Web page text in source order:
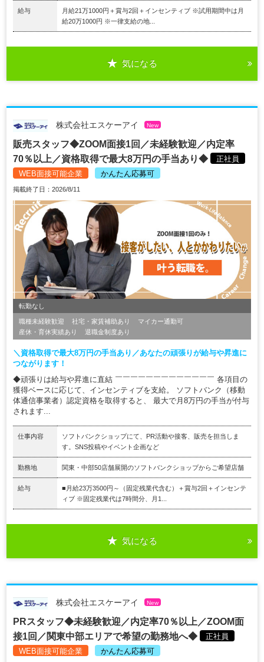
給与
月給21万1000円＋賞与2回＋インセンティブ ※試用期間中は月
給20万1000円 ※一律支給の地...
気になる
株式会社エスケーアイ New
販売スタッフ◆ZOOM面接1回／未経験歓迎／内定率
70％以上／資格取得で最大8万円の手当あり◆
正社員
WEB面接可能企業
かんたん応募可
掲載終了日：2026/8/11
転勤なし
職種未経験歓迎 社宅・家賃補助あり
マイカー通勤可
産休・育休実績あり
退職金制度あり
＼資格取得で最大8万円の手当あり／あなたの頑張りが給与や昇進に
つながります！
◆頑張りは給与や昇進に直結 ￣￣￣￣￣￣￣￣￣￣￣￣￣ 各項目の
獲得ベースに応じて、インセンティブを支給。 ソフトバンク（移動
体通信事業者）認定資格を取得すると、 最大で月8万円の手当が付与
されます...
仕事内容
ソフトバンクショップにて、PR活動や接客、販売を担当しま
す。SNS投稿やイベント企画など
勤務地 関東・中部50店舗展開のソフトバンクショップからご希望店舗
給与
■月給23万3500円～（固定残業代含む）＋賞与2回＋インセンテ
ィブ ※固定残業代は7時間分、月1...
気になる
株式会社エスケーアイ New
PRスタッフ◆未経験歓迎／内定率70％以上／ZOOM面
接1回／関東中部エリアで希望の勤務地へ◆
正社員
WEB面接可能企業
かんたん応募可